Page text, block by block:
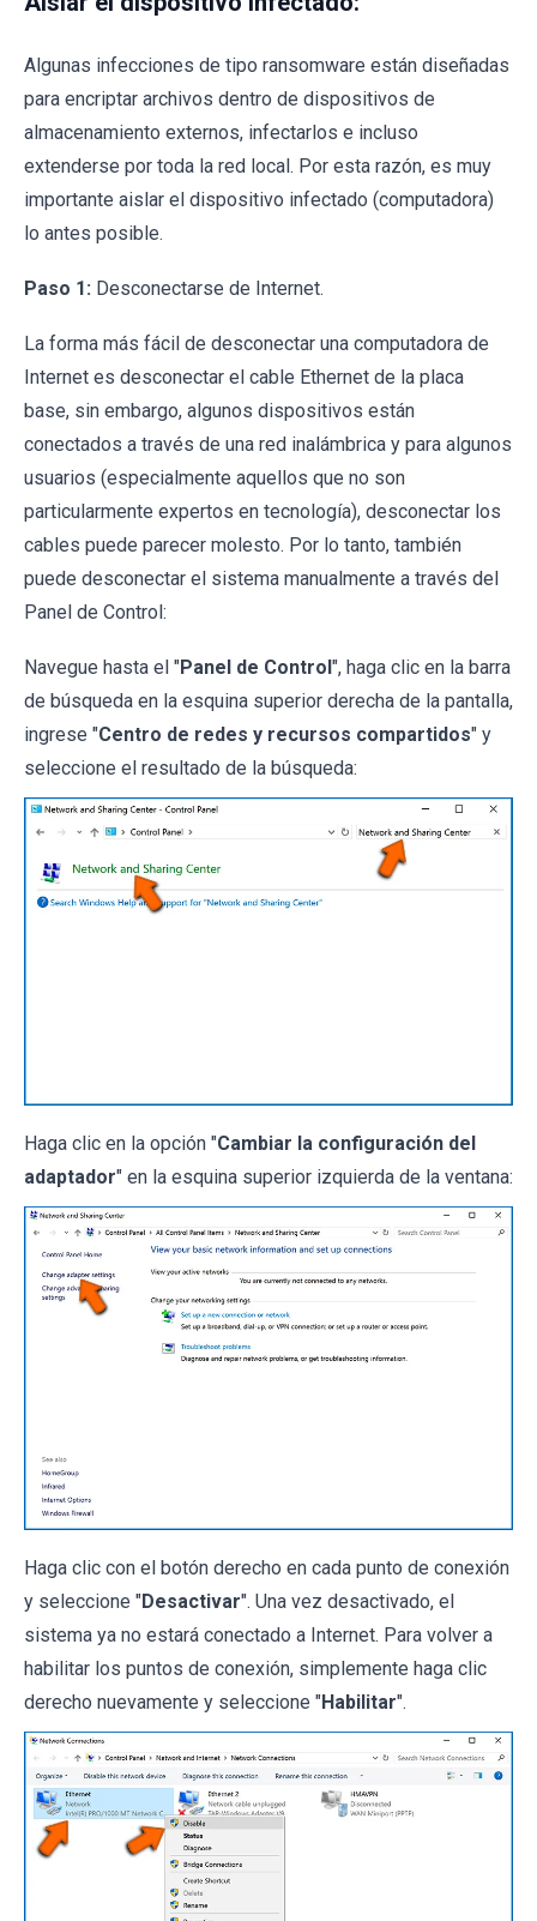
Algunas infecciones de tipo ransomware están diseñadas
para encriptar archivos dentro de dispositivos de
almacenamiento externos, infectarlos e incluso
extenderse por toda la red local. Por esta razón, es muy
importante aislar el dispositivo infectado (computadora)
lo antes posible.
Paso 1: Desconectarse de Internet.
La forma más fácil de desconectar una computadora de
Internet es desconectar el cable Ethernet de la placa
base, sin embargo, algunos dispositivos están
conectados a través de una red inalámbrica y para algunos
usuarios (especialmente aquellos que no son
particularmente expertos en tecnología), desconectar los
cables puede parecer molesto. Por lo tanto, también
puede desconectar el sistema manualmente a través del
Panel de Control:
Navegue hasta el "Panel de Control", haga clic en la barra
de búsqueda en la esquina superior derecha de la pantalla,
ingrese "Centro de redes y recursos compartidos" y
seleccione el resultado de la búsqueda:
Haga clic en la opción "Cambiar la configuración del
adaptador" en la esquina superior izquierda de la ventana:
Haga clic con el botón derecho en cada punto de conexión
y seleccione "Desactivar". Una vez desactivado, el
sistema ya no estará conectado a Internet. Para volver a
habilitar los puntos de conexión, simplemente haga clic
derecho nuevamente y seleccione "Habilitar".